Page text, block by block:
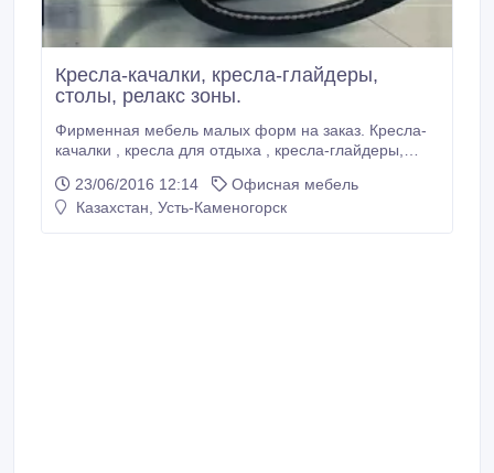
Кресла-качалки, кресла-глайдеры,
столы, релакс зоны.
Фирменная мебель малых форм на заказ. Кресла-
качалки , кресла для отдыха , кресла-глайдеры,
фирмы. Очень большой выбор моделей и
расцветок. Более подробная информация
23/06/2016 12:14
Офисная мебель
Казахстан, Усть-Каменогорск